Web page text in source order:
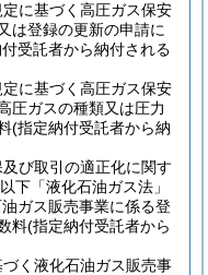
に基づく高圧ガス保安
は登録の更新の申請に
受託者から納付される
に基づく高圧ガス保安
圧ガスの種類又は圧力
(指定納付受託者から納
び取引の適正化に関す
下「液化石油ガス法」
ガス販売事業に係る登
料(指定納付受託者から
く液化石油ガス販売事